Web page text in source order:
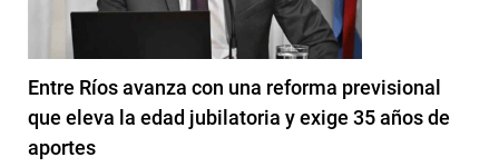
Entre Ríos avanza con una reforma previsional
que eleva la edad jubilatoria y exige 35 años de
aportes